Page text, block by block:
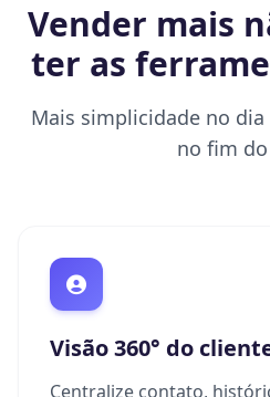
Vender mais
ter as
Mais simplicidade no
no fim
Visão 360° do
Centralize contato,